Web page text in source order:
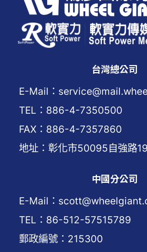
台灣總公司
E-Mail：
TEL：886-4-7350500
FAX：886-4-7357860
地址：彰化市50095自強路
中國分公司
E-Mail：
TEL：86-512-57515789
郵政編號：215300